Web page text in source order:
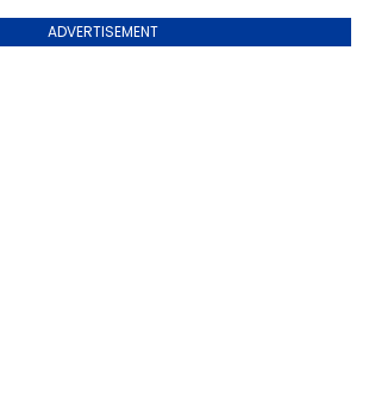
ADVERTISEMENT